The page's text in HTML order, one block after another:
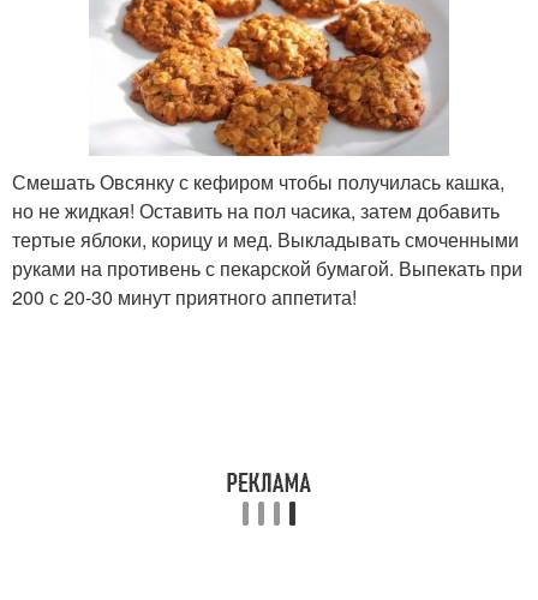
Смешать Овсянку с кефиром чтобы получилась кашка,
но не жидкая! Оставить на пол часика, затем добавить
тертые яблоки, корицу и мед. Выкладывать смоченными
руками на противень с пекарской бумагой. Выпекать при
200 с 20-30 минут приятного аппетита!